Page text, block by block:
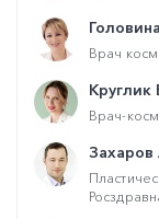
Врач
Круглик
Врач-
Захаров